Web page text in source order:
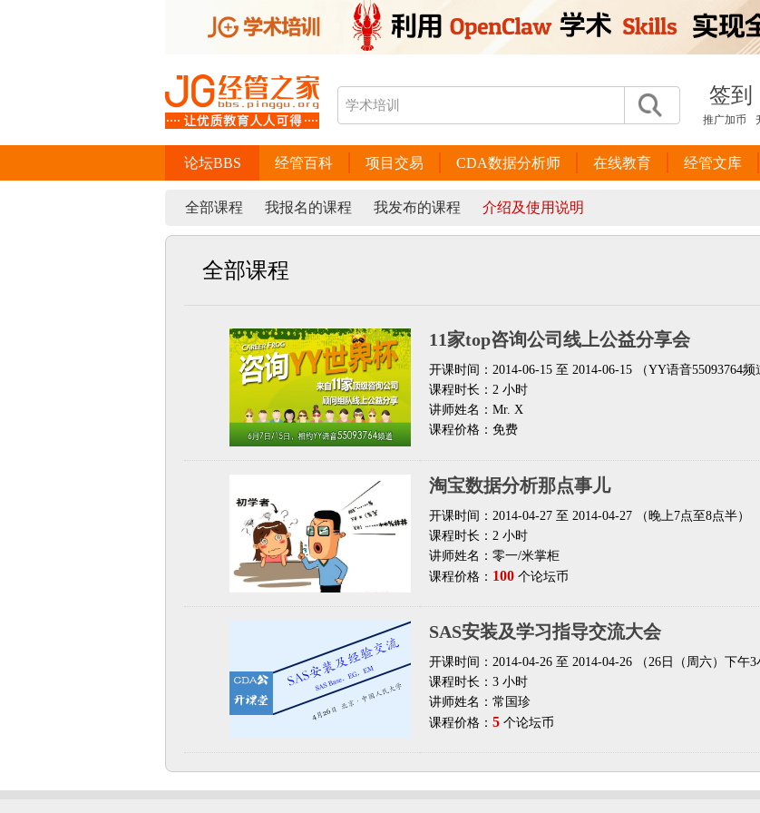
签到
推广加币
经管百科 项目交易 CDA数据分析师 在线教育 经管文库
论坛BBS
全部课程 我报名的课程 我发布的课程 介绍及使用说明
全部课程
11家top咨询公司线上公益分享会
开课时间：2014-06-15 至 2014-06-15 （YY语音55093764频
课程时长：2 小时
讲师姓名：Mr. X
课程价格：免费
淘宝数据分析那点事儿
开课时间：2014-04-27 至 2014-04-27 （晚上7点至8点半）
课程时长：2 小时
讲师姓名：零一/米掌柜
课程价格： 100 个论坛币
SAS安装及学习指导交流大会
开课时间：2014-04-26 至 2014-04-26 （26日（周六）下午3
课程时长：3 小时
讲师姓名：常国珍
课程价格： 5 个论坛币